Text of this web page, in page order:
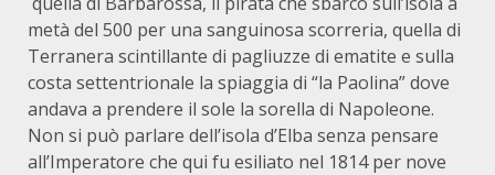
metà del 500 per una sanguinosa scorreria, quella di
Terranera scintillante di pagliuzze di ematite e sulla
costa settentrionale la spiaggia di “la Paolina” dove
andava a prendere il sole la sorella di Napoleone.
Non si può parlare dell’isola d’Elba senza pensare
all’Imperatore che qui fu esiliato nel 1814 per nove